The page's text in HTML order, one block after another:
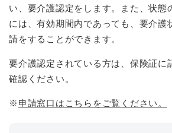
い、要介護認定をします。また、状態
には、有効期間内であっても、要介護
請をすることができます。
要介護認定されている方は、保険証に
確認ください。
※ 申請窓口はこちらをご覧ください。